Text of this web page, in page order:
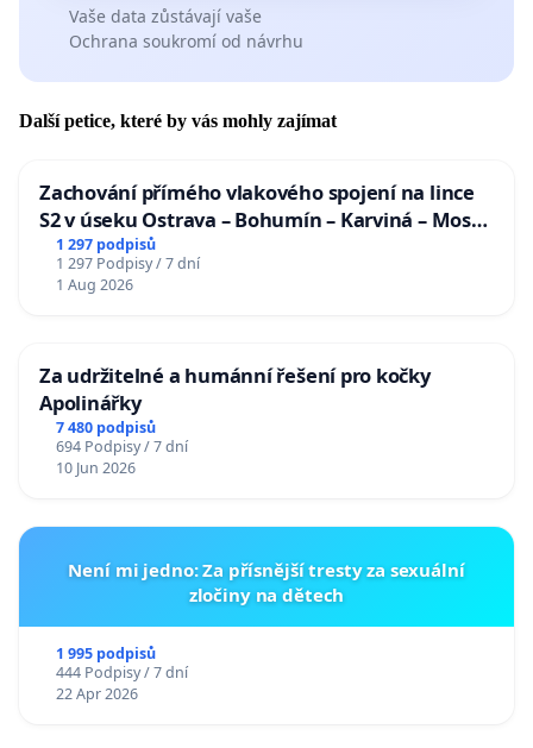
Vaše data zůstávají vaše
Ochrana soukromí od návrhu
Další petice, které by vás mohly zajímat
Zachování přímého vlakového spojení na lince
S2 v úseku Ostrava – Bohumín – Karviná – Mosty
u Jablunkova
1 297 podpisů
1 297 Podpisy / 7 dní
1 Aug 2026
Za udržitelné a humánní řešení pro kočky
Apolinářky
7 480 podpisů
694 Podpisy / 7 dní
10 Jun 2026
Není mi jedno: Za přísnější tresty za sexuální
zločiny na dětech
1 995 podpisů
444 Podpisy / 7 dní
22 Apr 2026